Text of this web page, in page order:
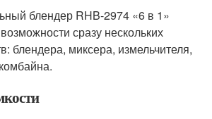
блендер RHB-2974 «6 в 1»
сразу нескольких
блендера, миксера, измельчителя,